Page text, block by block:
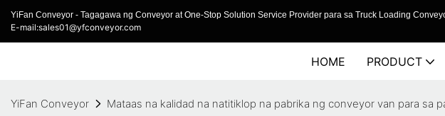
YiFan Conveyor - Tagagawa ng Conveyor at One-Stop Solution Service Provider para sa Truck Loading
E-mail:sales01@yfconveyor.com
HOME PRODUCT
YiFan Conveyor Mataas na kalidad na natitiklop na pabrika ng conveyor van para sa